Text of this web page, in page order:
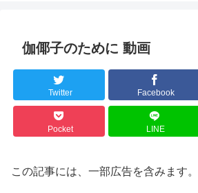
伽倻子のために 動画
Twitter Facebook
Pocket LINE
この記事には、一部広告を含みます。